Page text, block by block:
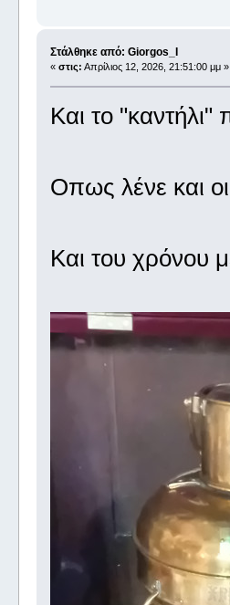
Στάλθηκε από: Giorgos_I
« στις: Απρίλιος 12, 2026, 21:51:00 μμ »
Και το
Οπως λένε και
Και του χρόνου